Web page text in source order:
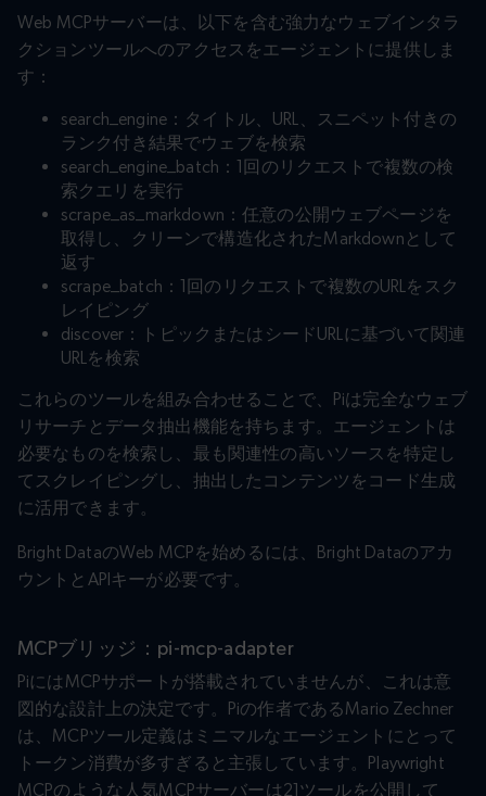
Web MCPサーバーは、以下を含む強力なウェブインタラ
クションツールへのアクセスをエージェントに提供しま
す：
search_engine：タイトル、URL、スニペット付きの
ランク付き結果でウェブを検索
search_engine_batch：1回のリクエストで複数の検
索クエリを実行
scrape_as_markdown：任意の公開ウェブページを
取得し、クリーンで構造化されたMarkdownとして
返す
scrape_batch：1回のリクエストで複数のURLをスク
レイピング
discover：トピックまたはシードURLに基づいて関連
URLを検索
これらのツールを組み合わせることで、Piは完全なウェブ
リサーチとデータ抽出機能を持ちます。エージェントは
必要なものを検索し、最も関連性の高いソースを特定し
てスクレイピングし、抽出したコンテンツをコード生成
に活用できます。
Bright DataのWeb MCPを始めるには、Bright Dataのアカ
ウントとAPIキーが必要です。
MCPブリッジ：pi-mcp-adapter
PiにはMCPサポートが搭載されていませんが、これは意
図的な設計上の決定です。Piの作者であるMario Zechner
は、MCPツール定義はミニマルなエージェントにとって
トークン消費が多すぎると主張しています。Playwright
MCPのような人気MCPサーバーは21ツールを公開して